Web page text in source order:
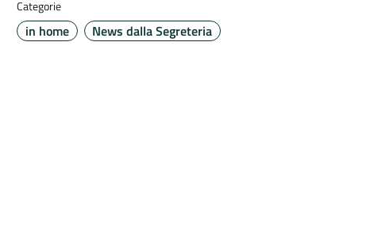
Categorie
in home News dalla Segreteria